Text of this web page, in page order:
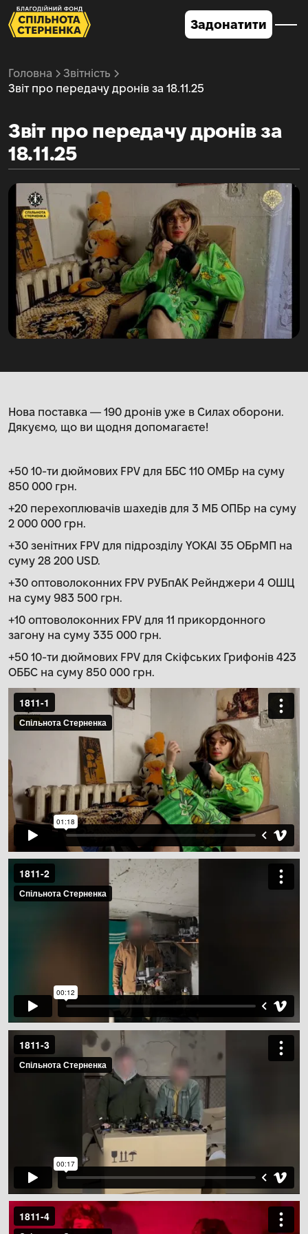
Задонатити
Головна
Звітність
Звіт про передачу дронів за 18.11.25
Звіт про передачу дронів за
18.11.25
Нова поставка — 190 дронів уже в Силах оборони.
Дякуємо, що ви щодня допомагаєте!
+50 10-ти дюймових FPV для ББС 110 ОМБр на суму
850 000 грн.
+20 перехоплювачів шахедів для 3 МБ ОПБр на суму
2 000 000 грн.
+30 зенітних FPV для підрозділу YOKAI 35 ОБрМП на
суму 28 200 USD.
+30 оптоволоконних FPV РУБпАК Рейнджери 4 ОШЦ
на суму 983 500 грн.
+10 оптоволоконних FPV для 11 прикордонного
загону на суму 335 000 грн.
+50 10-ти дюймових FPV для Скіфських Грифонів 423
ОББС на суму 850 000 грн.